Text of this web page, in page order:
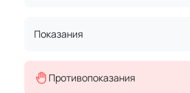
Показания
Противопоказания